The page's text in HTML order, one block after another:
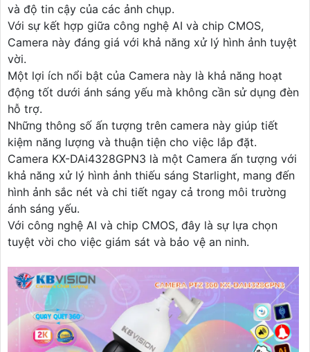
và độ tin cậy của các ảnh chụp.
Với sự kết hợp giữa công nghệ AI và chip CMOS,
Camera này đáng giá với khả năng xử lý hình ảnh tuyệt
vời.
Một lợi ích nổi bật của Camera này là khả năng hoạt
động tốt dưới ánh sáng yếu mà không cần sử dụng đèn
hỗ trợ.
Những thông số ấn tượng trên camera này giúp tiết
kiệm năng lượng và thuận tiện cho việc lắp đặt.
Camera KX-DAi4328GPN3 là một Camera ấn tượng với
khả năng xử lý hình ảnh thiếu sáng Starlight, mang đến
hình ảnh sắc nét và chi tiết ngay cả trong môi trường
ánh sáng yếu.
Với công nghệ AI và chip CMOS, đây là sự lựa chọn
tuyệt vời cho việc giám sát và bảo vệ an ninh.